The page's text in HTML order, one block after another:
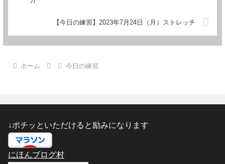
【今日の練習】2023年7月24日（月）ストレッチ
ホーム 今日の練習
↓ポチッといただけると励みになります
にほんブログ村